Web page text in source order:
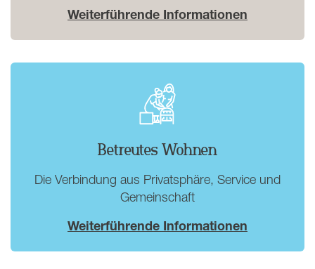
Weiterführende Informationen
Betreutes Wohnen
Die Verbindung aus Privatsphäre, Service und
Gemeinschaft
Weiterführende Informationen